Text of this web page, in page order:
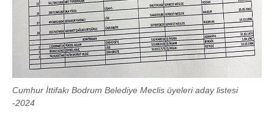
Cumhur İttifakı Bodrum Belediye Meclis üyeleri aday listesi
-2024